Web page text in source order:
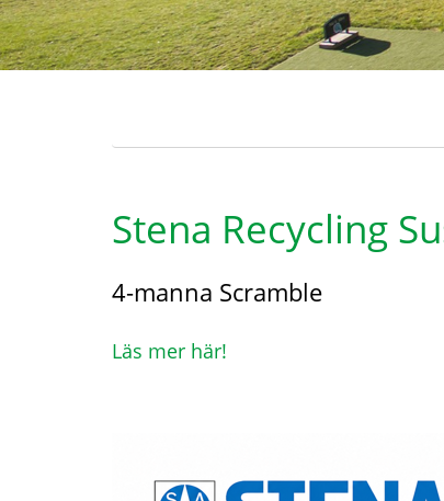
Stena Recycling
4-manna Scramble
Läs mer här!